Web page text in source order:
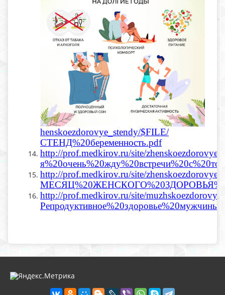
henskoezdorovye_stendy/$FILE/
СТЕНД%20беременность.pdf
http://prof.medkirov.ru/site/
http://prof.medkirov.ru/site/
http://prof.medkirov.ru/site/